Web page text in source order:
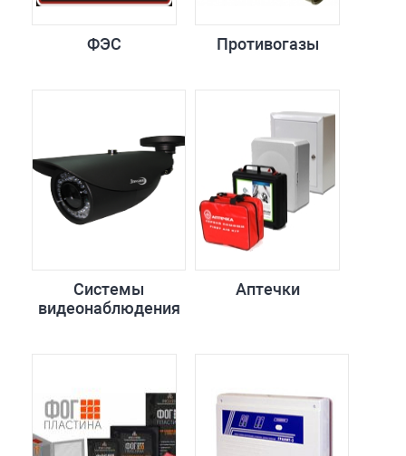
ФЭС Противогазы
Системы
видеонаблюдения
Аптечки